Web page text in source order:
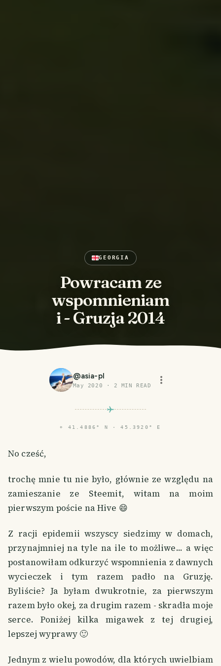
GEORGIA
Powracam ze
wspomnieniam
i - Gruzja 2014
@asia-pl
May 2020 · 2 MIN READ
⌖ 41.4886° N · 45.3920° E
No cześć,
trochę mnie tu nie było, głównie ze względu na
zamieszanie ze Steemit, witam na moim
pierwszym poście na Hive 😄
Z racji epidemii wszyscy siedzimy w domach,
przynajmniej na tyle na ile to możliwe... a więc
postanowiłam odkurzyć wspomnienia z dawnych
wycieczek i tym razem padło na Gruzję.
Byliście? Ja byłam dwukrotnie, za pierwszym
razem było okej, za drugim razem - skradła moje
serce. Poniżej kilka migawek z tej drugiej,
lepszej wyprawy 🙂
Jednym z wielu powodów, dla których uwielbiam